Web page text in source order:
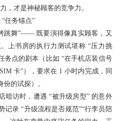
，才是神秘顾客的竞争力。
任务锚点”
跳舞”—— 既要演得像真实顾客，又
上书房的执行力测试堪称 “压力挑
务点的剧本（比如 “在手机店装信号
卡”），要求在 1 小时内完成，同
的试探）。
暗访时，遭遇 “被升级房型” 的意外
记录 “升级流程是否规范”“行李员陪